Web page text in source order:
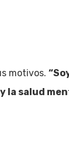
motivos.
la salud